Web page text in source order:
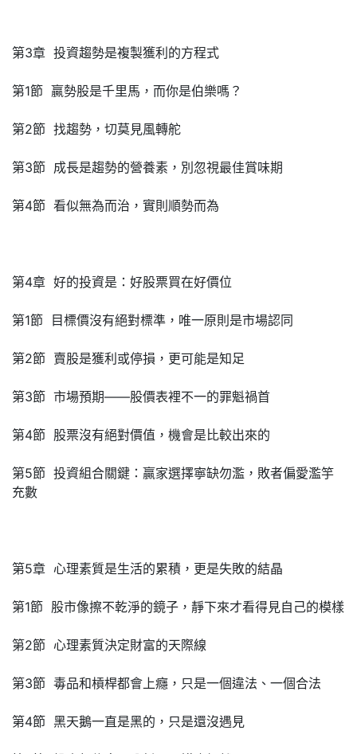
第3章 投資趨勢是複製獲利的方程式
第1節 贏勢股是千里馬，而你是伯樂嗎？
第2節 找趨勢，切莫見風轉舵
第3節 成長是趨勢的營養素，別忽視最佳賞味期
第4節 看似無為而治，實則順勢而為
第4章 好的投資是：好股票買在好價位
第1節 目標價沒有絕對標準，唯一原則是市場認同
第2節 賣股是獲利或停損，更可能是知足
第3節 市場預期——股價表裡不一的罪魁禍首
第4節 股票沒有絕對價值，機會是比較出來的
第5節 投資組合關鍵：贏家選擇寧缺勿濫，敗者偏愛濫竽
充數
第5章 心理素質是生活的累積，更是失敗的結晶
第1節 股市像擦不乾淨的鏡子，靜下來才看得見自己的模樣
第2節 心理素質決定財富的天際線
第3節 毒品和槓桿都會上癮，只是一個違法、一個合法
第4節 黑天鵝一直是黑的，只是還沒遇見